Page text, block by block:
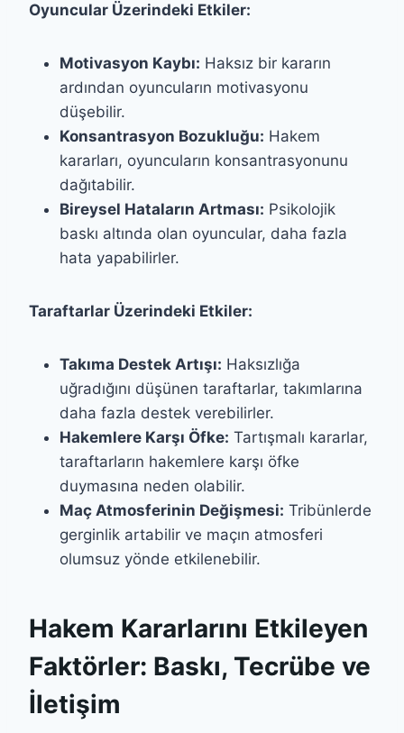
Oyuncular Üzerindeki Etkiler:
Motivasyon Kaybı: Haksız bir kararın
ardından oyuncuların motivasyonu
düşebilir.
Konsantrasyon Bozukluğu: Hakem
kararları, oyuncuların konsantrasyonunu
dağıtabilir.
Bireysel Hataların Artması: Psikolojik
baskı altında olan oyuncular, daha fazla
hata yapabilirler.
Taraftarlar Üzerindeki Etkiler:
Takıma Destek Artışı: Haksızlığa
uğradığını düşünen taraftarlar, takımlarına
daha fazla destek verebilirler.
Hakemlere Karşı Öfke: Tartışmalı kararlar,
taraftarların hakemlere karşı öfke
duymasına neden olabilir.
Maç Atmosferinin Değişmesi: Tribünlerde
gerginlik artabilir ve maçın atmosferi
olumsuz yönde etkilenebilir.
Hakem Kararlarını Etkileyen
Faktörler: Baskı, Tecrübe ve
İletişim